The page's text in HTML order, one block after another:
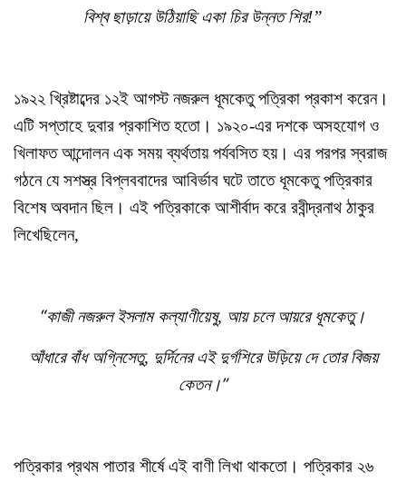
বিশ্ব ছাড়ায়ে উঠিয়াছি একা চির উন্নত শির!”
১৯২২ খ্রিষ্টাব্দের ১২ই আগস্ট নজরুল ধূমকেতু পত্রিকা প্রকাশ করেন।
এটি সপ্তাহে দুবার প্রকাশিত হতো। ১৯২০-এর দশকে অসহযোগ ও
খিলাফত আন্দোলন এক সময় ব্যর্থতায় পর্যবসিত হয়। এর পরপর স্বরাজ
গঠনে যে সশস্ত্র বিপ্লববাদের আবির্ভাব ঘটে তাতে ধূমকেতু পত্রিকার
বিশেষ অবদান ছিল। এই পত্রিকাকে আশীর্বাদ করে রবীন্দ্রনাথ ঠাকুর
লিখেছিলেন,
“কাজী নজরুল ইসলাম কল্যাণীয়েষু, আয় চলে আয়রে ধূমকেতু।
আঁধারে বাঁধ অগ্নিসেতু, দুর্দিনের এই দুর্গশিরে উড়িয়ে দে তোর বিজয়
কেতন।”
পত্রিকার প্রথম পাতার শীর্ষে এই বাণী লিখা থাকতো। পত্রিকার ২৬